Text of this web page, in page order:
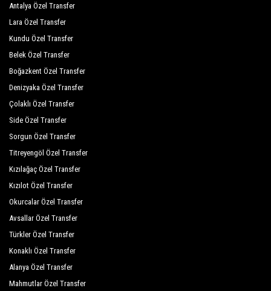
Antalya Özel Transfer
Lara Özel Transfer
Kundu Özel Transfer
Belek Özel Transfer
Boğazkent Özel Transfer
Denizyaka Özel Transfer
Çolaklı Özel Transfer
Side Özel Transfer
Sorgun Özel Transfer
Titreyengöl Özel Transfer
Kızılağaç Özel Transfer
Kızılot Özel Transfer
Okurcalar Özel Transfer
Avsallar Özel Transfer
Türkler Özel Transfer
Konaklı Özel Transfer
Alanya Özel Transfer
Mahmutlar Özel Transfer